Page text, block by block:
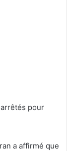
a affirmé que